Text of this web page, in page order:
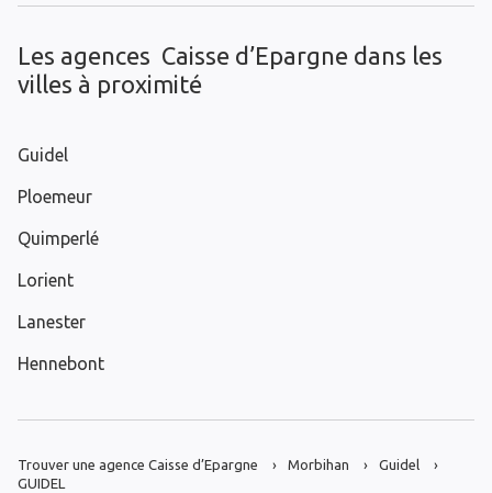
Les agences Caisse d’Epargne dans les
villes à proximité
Guidel
Ploemeur
Quimperlé
Lorient
Lanester
Hennebont
Trouver une agence Caisse d’Epargne Morbihan
Guidel
GUIDEL